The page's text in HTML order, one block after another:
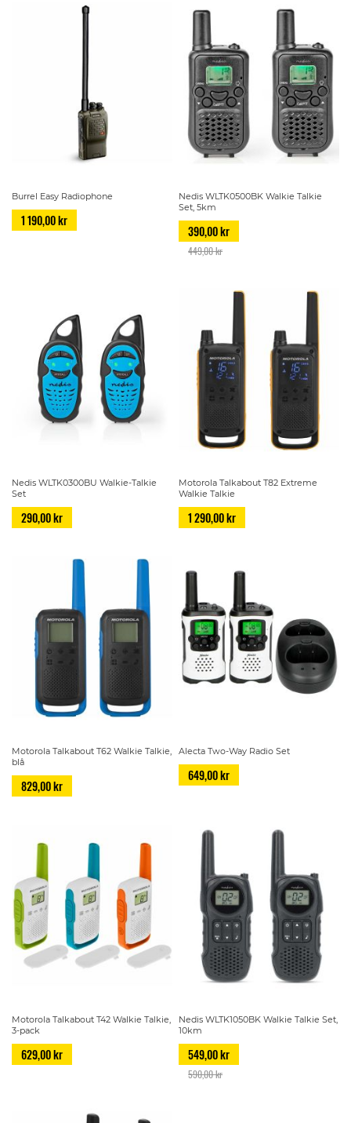
Burrel Easy Radiophone
1 190,00 kr
Nedis WLTK0500BK Walkie Talkie
Set, 5km
390,00 kr
449,00 kr
Nedis WLTK0300BU Walkie-Talkie
Set
290,00 kr
Motorola Talkabout T82 Extreme
Walkie Talkie
1 290,00 kr
Motorola Talkabout T62 Walkie Talkie,
blå
829,00 kr
Alecta Two-Way Radio Set
649,00 kr
Motorola Talkabout T42 Walkie Talkie,
3-pack
629,00 kr
Nedis WLTK1050BK Walkie Talkie Set,
10km
549,00 kr
590,00 kr